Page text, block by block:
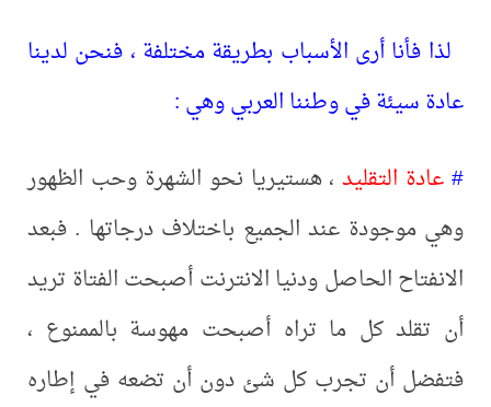
لذا فأنا أرى الأسباب بطريقة مختلفة ، فنحن لدينا
عادة سيئة في وطننا العربي وهي :
#عادة التقليد، هستيريا نحو الشهرة وحب الظهور
وهي موجودة عند الجميع باختلاف درجاتها . فبعد
الانفتاح الحاصل ودنيا الانترنت أصبحت الفتاة تريد
أن تقلد كل ما تراه أصبحت مهوسة بالممنوع ،
فتفضل أن تجرب كل شئ دون أن تضعه في إطاره